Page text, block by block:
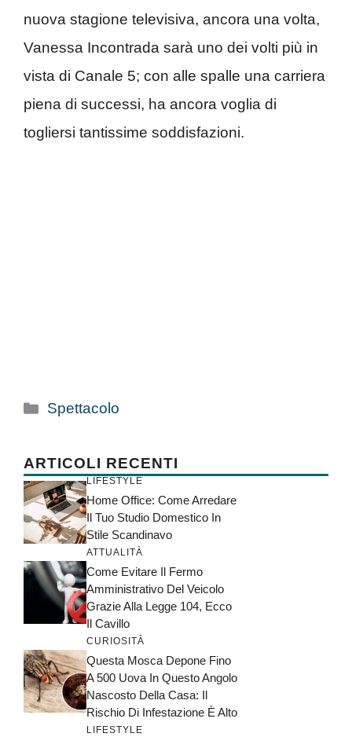
nuova stagione televisiva, ancora una volta,
Vanessa Incontrada sarà uno dei volti più in
vista di Canale 5; con alle spalle una carriera
piena di successi, ha ancora voglia di
togliersi tantissime soddisfazioni.
Categorie
Spettacolo
ARTICOLI RECENTI
LIFESTYLE
Home Office: Come Arredare
Il Tuo Studio Domestico In
Stile Scandinavo
ATTUALITÀ
Come Evitare Il Fermo
Amministrativo Del Veicolo
Grazie Alla Legge 104, Ecco
Il Cavillo
CURIOSITÀ
Questa Mosca Depone Fino
A 500 Uova In Questo Angolo
Nascosto Della Casa: Il
Rischio Di Infestazione È Alto
LIFESTYLE